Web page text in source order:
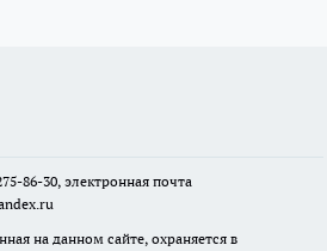
86-30, электронная почта
на данном сайте, охраняется в